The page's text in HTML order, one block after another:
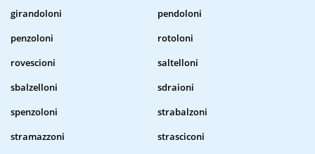
girandoloni
pendoloni
penzoloni
rotoloni
rovescioni
saltelloni
sbalzelloni
sdraioni
spenzoloni
strabalzoni
stramazzoni
strasciconi